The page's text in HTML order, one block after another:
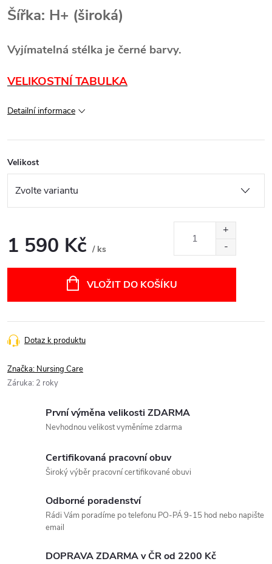
Šířka: H+ (široká)
Vyjímatelná stélka je černé barvy.
VELIKOSTNÍ TABULKA
Detailní informace
Velikost
1 590 Kč / ks
VLOŽIT DO KOŠÍKU
Dotaz k produktu
Značka: Nursing Care
Záruka: 2 roky
První výměna velikosti ZDARMA
Nevhodnou velikost vyměníme zdarma
Certifikovaná pracovní obuv
Široký výběr pracovní certifikované obuvi
Odborné poradenství
Rádi Vám poradíme po telefonu PO-PÁ 9-15 hod nebo napište
email
DOPRAVA ZDARMA v ČR od 2200 Kč